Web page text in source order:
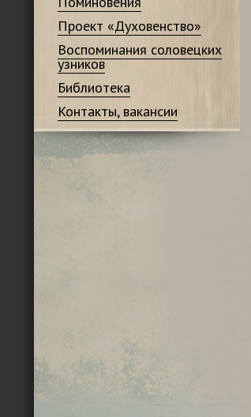
Проект «Духовенство»
Воспоминания соловецких
узников
Библиотека
Контакты, вакансии